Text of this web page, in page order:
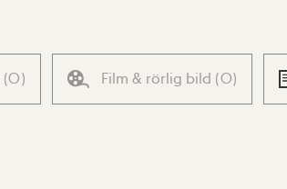
(0) Film & rörlig bild (0)